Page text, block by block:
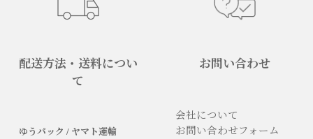
配送方法・送料につい
て
ゆうパック / ヤマト運輸
お問い合わせ
会社について
お問い合わせフォーム